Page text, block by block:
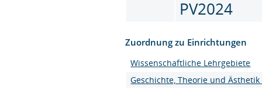
PV2024
Zuordnung zu Einrichtungen
Wissenschaftliche Lehrgebiete
Geschichte, Theorie und